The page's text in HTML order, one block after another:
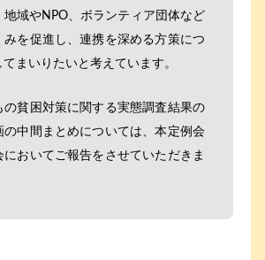
地域やNPO、ボランティア団体など
みを促進し、連携を深める方策につ
まいりたいと考えています。
の貧困対策に関する実態調査結果の
の中間まとめについては、本定例会
においてご報告をさせていただきま